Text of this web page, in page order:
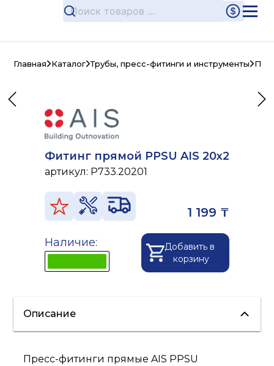
Главная Каталог Трубы, пресс-фитинги и инструменты
Фитинг прямой PPSU AIS 20x2
артикул: P733.20201
1 199 ₸
Наличие:
Добавить в
корзину
Описание
Пресс-фитинги прямые AIS PPSU